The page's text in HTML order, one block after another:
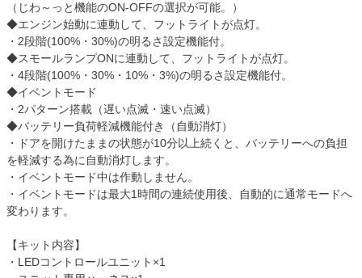
（じわ～っと機能のON-OFFの選択が可能。）
◆エンジン始動に連動して、フットライトが点灯。
・2段階(100%・30%)の明るさ設定機能付。
◆スモールランプONに連動して、フットライトが点灯。
・4段階(100%・30%・10%・3%)の明るさ設定機能付。
◆イベントモード
・2パターン搭載（遅い点滅・速い点滅）
◆バッテリー負荷軽減機能付き（自動消灯）
・ドアを開けたままの状態が10分以上続くと、バッテリーへの負担
を軽減する為に自動消灯します。
・イベントモード中は作動しません。
・イベントモードは最大1時間の連続使用後、自動的に通常モードへ
変わります。
【キット内容】
・LEDコントロールユニット×1